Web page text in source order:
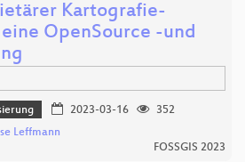
Kartografie-
OpenSource -und
2023-03-16
352
Leffmann
FOSSGIS 2023